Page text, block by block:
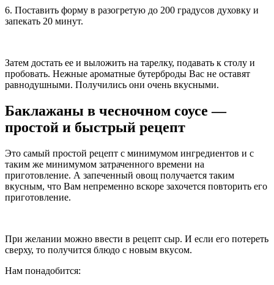
6. Поставить форму в разогретую до 200 градусов духовку и
запекать 20 минут.
Затем достать ее и выложить на тарелку, подавать к столу и
пробовать. Нежные ароматные бутерброды Вас не оставят
равнодушными. Получились они очень вкусными.
Баклажаны в чесночном соусе —
простой и быстрый рецепт
Это самый простой рецепт с минимумом ингредиентов и с
таким же минимумом затраченного времени на
приготовление. А запеченный овощ получается таким
вкусным, что Вам непременно вскоре захочется повторить его
приготовление.
При желании можно ввести в рецепт сыр. И если его потереть
сверху, то получится блюдо с новым вкусом.
Нам понадобится: